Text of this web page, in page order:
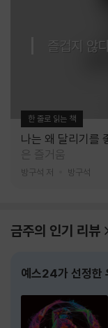
즐겁지 않
한 줄로 읽는 책
나는 왜 달리기를
은 즐거움
방구석 저 방구석
금주의 인기 리뷰
예스24가 선정한